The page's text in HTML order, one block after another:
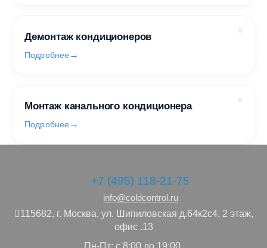
Демонтаж кондиционеров
Подробнее
Монтаж канального кондиционера
Подробнее
+7 (495) 118-21-75
info@coldcontrol.ru
115682, г. Москва, ул. Шипиловская д.64к2с4, 2 этаж,
офис .13
Пн-Пт: с 8:00 до 19:00,